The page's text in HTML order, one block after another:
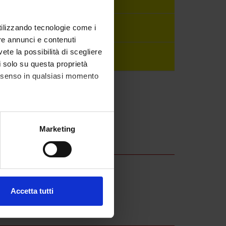
tecnologie come i
annunci e contenuti
la possibilità di scegliere
su questa proprietà
in qualsiasi momento
metro,Marketing
Accetta tutti
and neoplasia